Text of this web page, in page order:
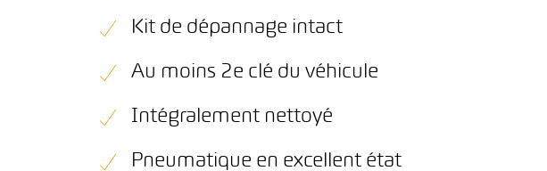
Kit de dépannage intact
Au moins 2e clé du véhicule
Intégralement nettoyé
Pneumatique en excellent état